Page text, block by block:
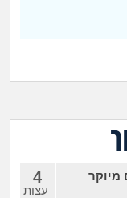
עליי
על הגוף
מיוקר
4
עצות